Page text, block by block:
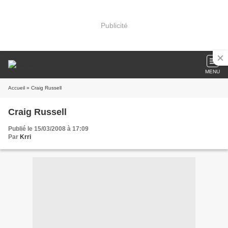
Publicité
MENU
Accueil » Craig Russell
Craig Russell
Publié le 15/03/2008 à 17:09
Par Krri